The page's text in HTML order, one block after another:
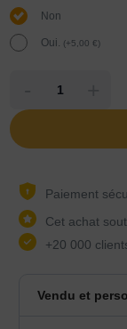
Non
Oui. (+5,00€)
Paiement
Cet achat
+20 000
Vendu et